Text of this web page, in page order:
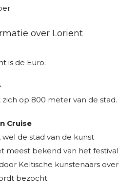
over Lorient
is de Euro.
op 800 meter van de stad.
Cruise
de stad van de kunst
meest bekend van het festival
Keltische kunstenaars over
bezocht.